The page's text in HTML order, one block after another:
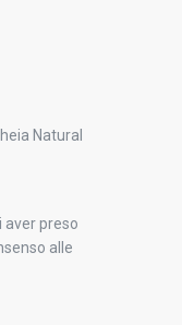
Natural
aver preso
alle